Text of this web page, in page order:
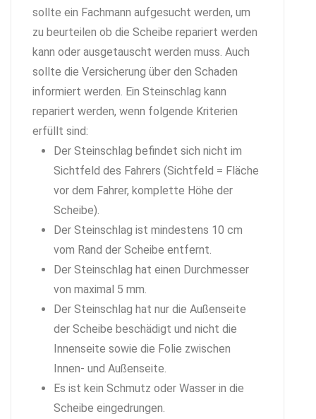
sollte ein Fachmann aufgesucht werden, um
zu beurteilen ob die Scheibe repariert werden
kann oder ausgetauscht werden muss. Auch
sollte die Versicherung über den Schaden
informiert werden. Ein Steinschlag kann
repariert werden, wenn folgende Kriterien
erfüllt sind:
Der Steinschlag befindet sich nicht im
Sichtfeld des Fahrers (Sichtfeld = Fläche
vor dem Fahrer, komplette Höhe der
Scheibe).
Der Steinschlag ist mindestens 10 cm
vom Rand der Scheibe entfernt.
Der Steinschlag hat einen Durchmesser
von maximal 5 mm.
Der Steinschlag hat nur die Außenseite
der Scheibe beschädigt und nicht die
Innenseite sowie die Folie zwischen
Innen- und Außenseite.
Es ist kein Schmutz oder Wasser in die
Scheibe eingedrungen.